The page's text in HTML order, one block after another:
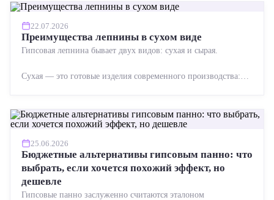
22.07.2026
Преимущества лепнины в сухом виде
Гипсовая лепнина бывает двух видов: сухая и сырая.
Сухая — это готовые изделия современного производства:
25.06.2026
Бюджетные альтернативы гипсовым панно: что
выбрать, если хочется похожий эффект, но
дешевле
Гипсовые панно заслуженно считаются эталоном